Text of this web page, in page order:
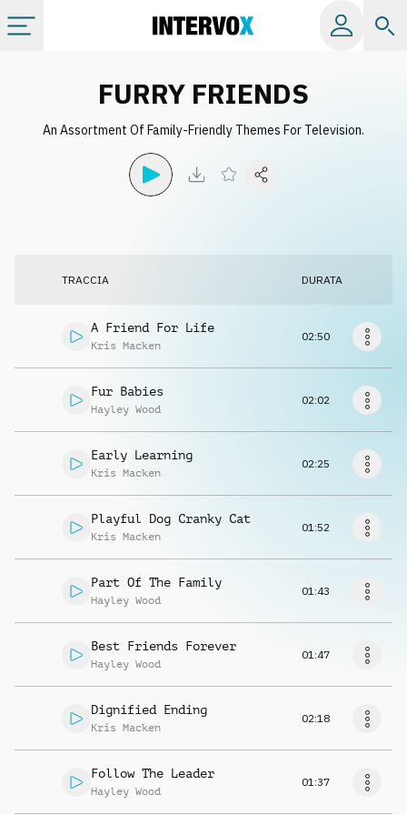
Album
Richiedi musica
FURRY FRIENDS
An Assortment Of Family-Friendly Themes For Television.
TRACCIA DURATA
A Friend For Life
Kris Macken
02:50
Fur Babies
Hayley Wood
02:02
Early Learning
Kris Macken
02:25
Playful Dog Cranky Cat
Kris Macken
01:52
Part Of The Family
Hayley Wood
01:43
Best Friends Forever
Hayley Wood
01:47
Dignified Ending
Kris Macken
02:18
Follow The Leader
Hayley Wood
01:37